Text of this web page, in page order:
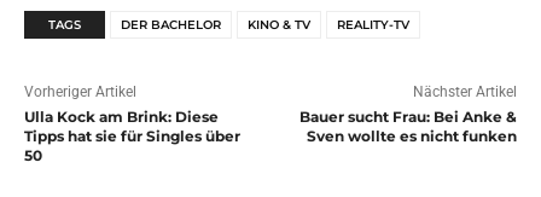
TAGS DER BACHELOR KINO & TV REALITY-TV
Vorheriger Artikel
Ulla Kock am Brink: Diese
Tipps hat sie für Singles über
50
Nächster Artikel
Bauer sucht Frau: Bei Anke &
Sven wollte es nicht funken